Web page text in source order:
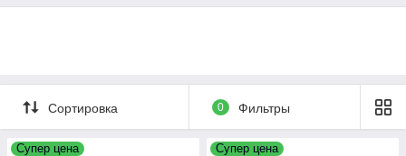
Сортировка 0 Фильтры
Супер цена Супер цена